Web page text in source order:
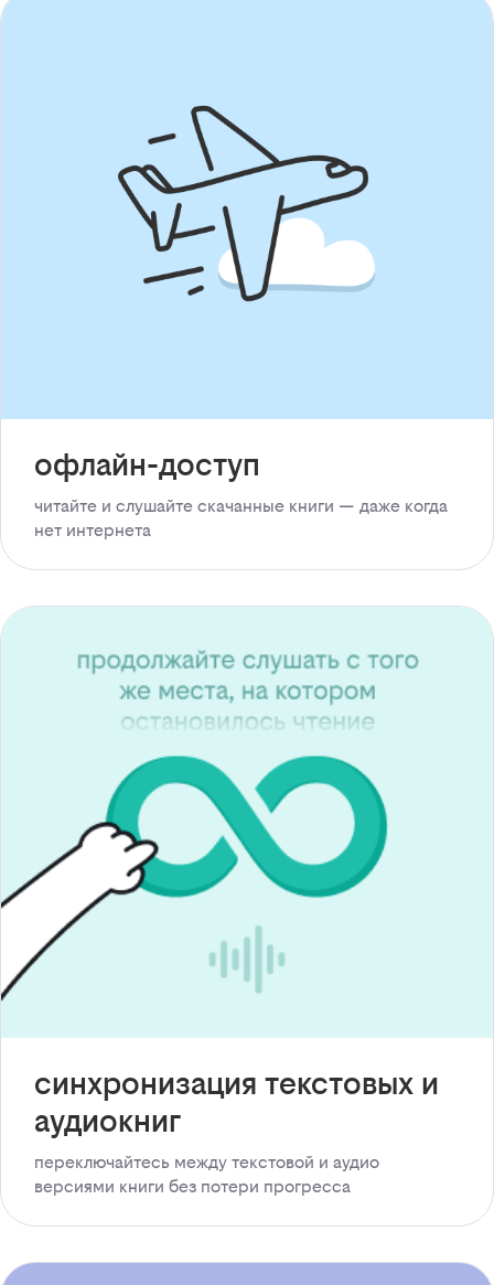
офлайн-доступ
читайте и слушайте скачанные книги — даже когда
нет интернета
синхронизация текстовых и
аудиокниг
переключайтесь между текстовой и аудио
версиями книги без потери прогресса